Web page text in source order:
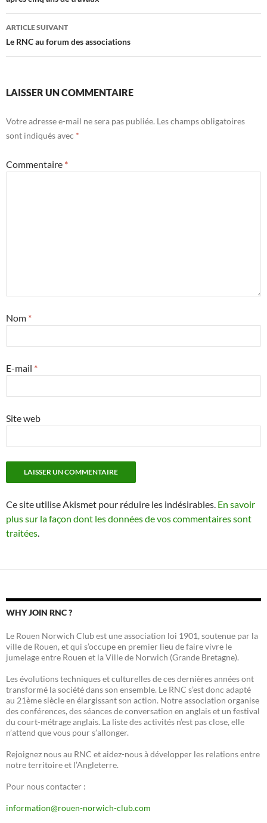
articles
ARTICLE SUIVANT
Le RNC au forum des associations
LAISSER UN COMMENTAIRE
Votre adresse e-mail ne sera pas publiée. Les champs obligatoires
sont indiqués avec *
Commentaire *
Nom *
E-mail *
Site web
Ce site utilise Akismet pour réduire les indésirables. En savoir
plus sur la façon dont les données de vos commentaires sont
traitées.
WHY JOIN RNC ?
Le Rouen Norwich Club est une association loi 1901, soutenue par la
ville de Rouen, et qui s’occupe en premier lieu de faire vivre le
jumelage entre Rouen et la Ville de Norwich (Grande Bretagne).
Les évolutions techniques et culturelles de ces dernières années ont
transformé la société dans son ensemble. Le RNC s’est donc adapté
au 21ème siècle en élargissant son action. Notre association organise
des conférences, des séances de conversation en anglais et un festival
du court-métrage anglais. La liste des activités n’est pas close, elle
n’attend que vous pour s’allonger.
Rejoignez nous au RNC et aidez-nous à développer les relations entre
notre territoire et l’Angleterre.
Pour nous contacter :
information@rouen-norwich-club.com